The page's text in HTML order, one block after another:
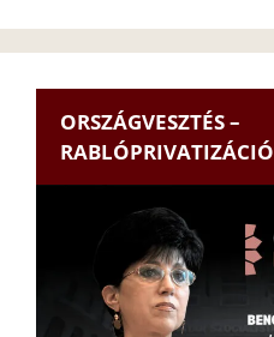
ORSZÁGVESZTÉS –
RABLÓPRIVATIZÁCIÓ